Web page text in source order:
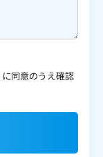
に同意のうえ確認